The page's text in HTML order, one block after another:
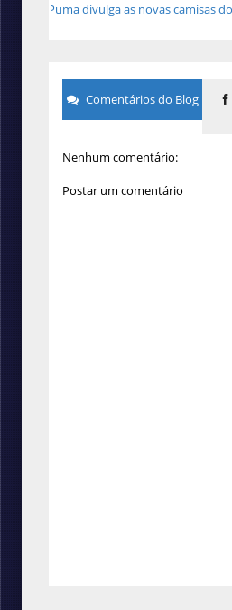
Puma divulga as novas camisas
Comentários do Blog
Nenhum comentário:
Postar um comentário